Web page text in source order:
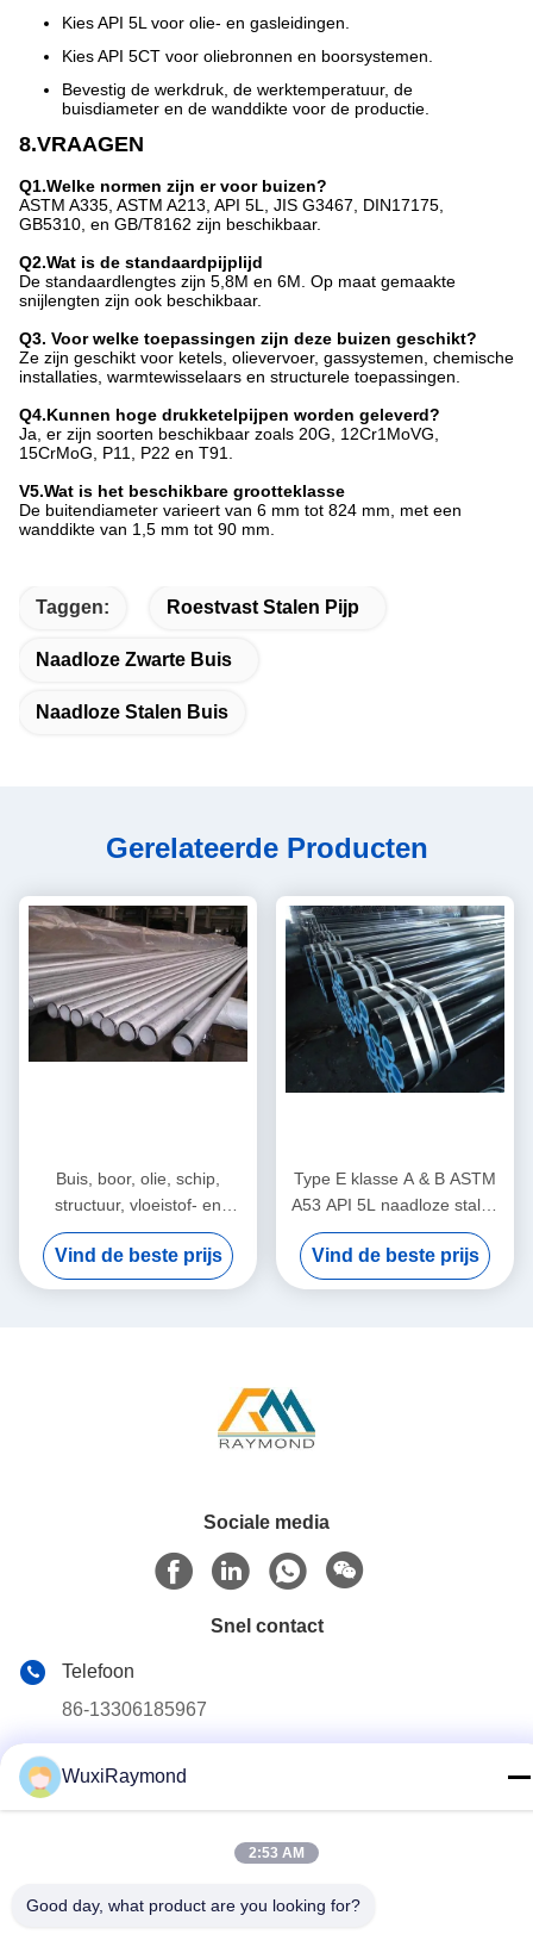
Kies API 5L voor olie- en gasleidingen.
Kies API 5CT voor oliebronnen en boorsystemen.
Bevestig de werkdruk, de werktemperatuur, de
buisdiameter en de wanddikte voor de productie.
8.VRAAGEN
Q1.Welke normen zijn er voor buizen?
ASTM A335, ASTM A213, API 5L, JIS G3467, DIN17175,
GB5310, en GB/T8162 zijn beschikbaar.
Q2.Wat is de standaardpijplijd
De standaardlengtes zijn 5,8M en 6M. Op maat gemaakte
snijlengten zijn ook beschikbaar.
Q3. Voor welke toepassingen zijn deze buizen geschikt?
Ze zijn geschikt voor ketels, olievervoer, gassystemen, chemische
installaties, warmtewisselaars en structurele toepassingen.
Q4.Kunnen hoge drukketelpijpen worden geleverd?
Ja, er zijn soorten beschikbaar zoals 20G, 12Cr1MoVG,
15CrMoG, P11, P22 en T91.
V5.Wat is het beschikbare grootteklasse
De buitendiameter varieert van 6 mm tot 824 mm, met een
wanddikte van 1,5 mm tot 90 mm.
Taggen: Roestvast Stalen Pijp
Naadloze Zwarte Buis
Naadloze Stalen Buis
Gerelateerde Producten
Buis, boor, olie, schip,
structuur, vloeistof- en
drukketel naadloze stalen
buizen
Vind de beste prijs
Type E klasse A & B ASTM
A53 API 5L naadloze stalen
buizen / buis / buis
Vind de beste prijs
Sociale media
Snel contact
Telefoon
86-13306185967
adam@wxhy.com.cn
Shitangwan lndustrial Park, Wuxi City, Jiangsu Prov.,
WuxiRaymond
2:53 AM
Good day, what product are you looking for?